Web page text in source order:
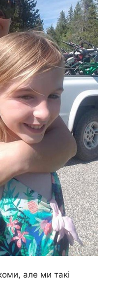
але ми такі